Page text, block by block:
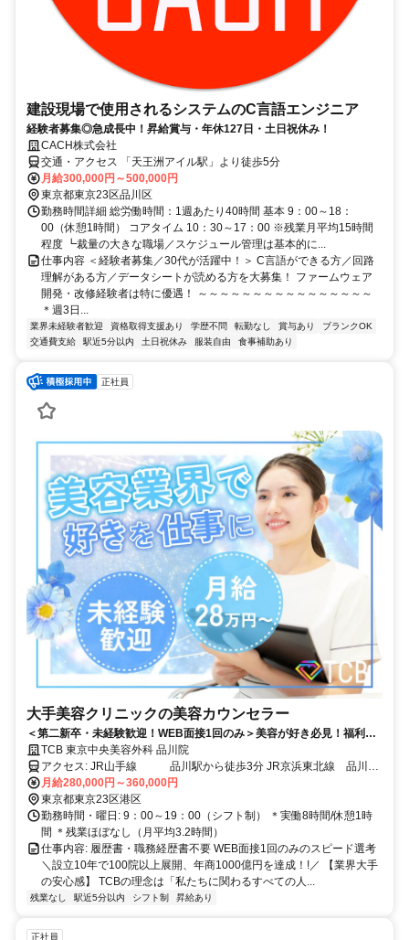
建設現場で使用されるシステムのC言語エンジニア
経験者募集◎急成長中！昇給賞与・年休127日・土日祝休み！
CACH株式会社
交通・アクセス 「天王洲アイル駅」より徒歩5分
月給300,000円～500,000円
東京都東京23区品川区
勤務時間詳細 総労働時間：1週あたり40時間 基本 9：00～18：
00（休憩1時間） コアタイム 10：30～17：00 ※残業月平均15時間
程度 ┗裁量の大きな職場／スケジュール管理は基本的に...
仕事内容 ＜経験者募集／30代が活躍中！＞ C言語ができる方／回路
理解がある方／データシートが読める方を大募集！ ファームウェア
開発・改修経験者は特に優遇！ ～～～～～～～～～～～～～～～～
＊週3日...
業界未経験者歓迎 資格取得支援あり 学歴不問 転勤なし 賞与あり
ブランクOK
交通費支給
駅近5分以内 土日祝休み 服装自由 食事補助あり
正社員
大手美容クリニックの美容カウンセラー
＜第二新卒・未経験歓迎！WEB面接1回のみ＞美容が好き必見！福利厚
生も充実！残業月平均3.2ｈ/最大800万円以上の年収も目指せます！品川
駅から徒歩3分
TCB 東京中央美容外科 品川院
アクセス: JR山手線 品川駅から徒歩3分 JR京浜東北線 品川駅
から徒歩3分 JR横須賀線 品川駅から徒歩3分 JR東海道本線 品川
駅から徒歩3分 京浜急行線 品川駅から徒歩3分
月給280,000円～360,000円
東京都東京23区港区
勤務時間・曜日: 9：00～19：00（シフト制） ＊実働8時間/休憩1時
間 ＊残業ほぼなし（月平均3.2時間）
仕事内容: 履歴書・職務経歴書不要 WEB面接1回のみのスピード選考
＼設立10年で100院以上展開、年商1000億円を達成！!／ 【業界大手
の安心感】 TCBの理念は「私たちに関わるすべての人...
残業なし 駅近5分以内 シフト制 昇給あり
正社員